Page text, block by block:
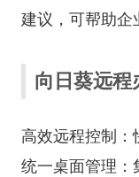
建议，可帮助企
向日葵远程
高效远程控制：
统一桌面管理：